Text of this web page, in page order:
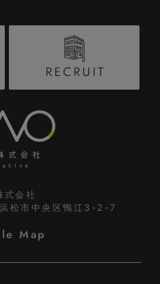
RECRUIT
式会社
松市中央区鴨江3-2-7
Map